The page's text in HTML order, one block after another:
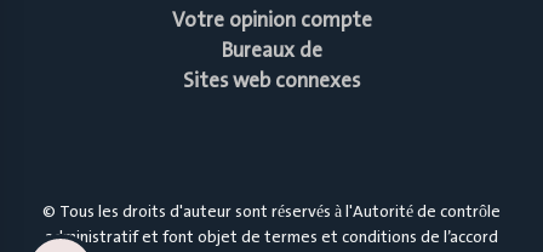
Votre opinion compte
Bureaux de
Sites web connexes
© Tous les droits d'auteur sont réservés à l'Autorité de contrôle
administratif et font objet de termes et conditions de l’accord